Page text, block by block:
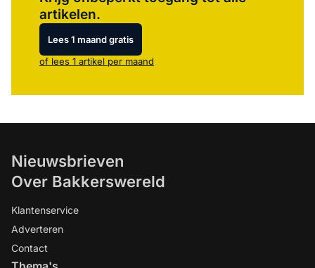
artikelen.
Lees 1 maand gratis
of lees 1 artikel per maand
Nieuwsbrieven
Over Bakkerswereld
Klantenservice
Adverteren
Contact